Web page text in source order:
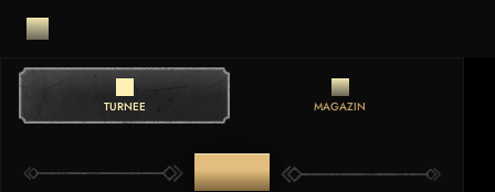
TURNEE MAGAZIN
TURNEE